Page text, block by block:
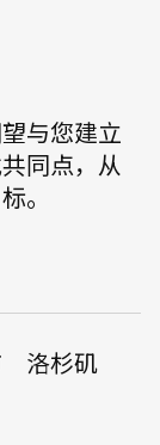
与您建立
同点，从
。
洛杉矶